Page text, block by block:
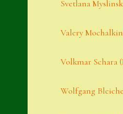
Svetlana
Valery
Volkmar Schara
Wolfgang